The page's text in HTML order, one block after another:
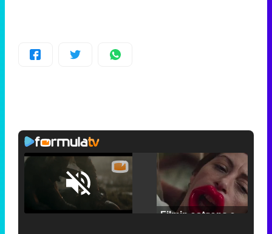
Unmute /
Loaded:
25.30%